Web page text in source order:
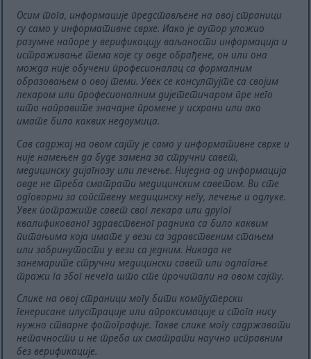
Осим тога, информације представљене на овој страници
су само у информативне сврхе. Иако је аутор уложио
разумне напоре у верификацију ваљаности информација и
истраживање тема које су овде обрађене, он или она
можда није обучени професионалац са формалним
образовањем о овој теми. Увек се консултујте са својим
лекаром или професионалним дијететичаром пре него
што направите значајне промене у исхрани или ако
имате било каквих недоумица.
Сав садржај на овом сајту је само у информативне сврхе и
није намењен да буде замена за стручни савет,
медицинску дијагнозу или лечење. Ниједна од информација
овде не треба сматрати медицинским саветом. Ви сте
одговорни за сопствену медицинску негу, лечење и одлуке.
Увек потражите савет свог лекара или другог
квалификованог здравственог радника са било каквим
питањима која имате у вези са здравственим стањем
или забринутости у вези са једним. Никада не
занемарите стручни медицински савет или одлагање
тражи га због нечега што сте прочитали на овом сајту.
Слике на овој страници могу бити компјутерски
генерисане илустрације или апроксимације и стога нису
нужно стварне фотографије. Такве слике могу садржавати
нетачности и не треба их сматрати научно исправним
без верификације.